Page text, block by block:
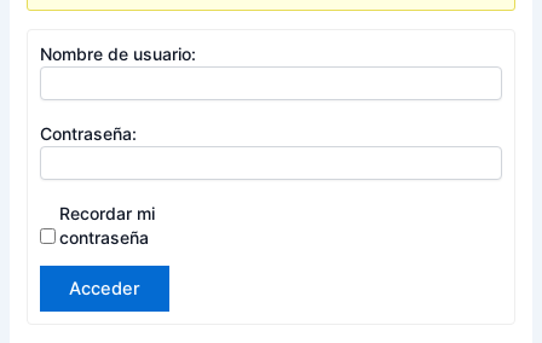
Nombre de usuario:
Contraseña:
Recordar mi
contraseña
Acceder